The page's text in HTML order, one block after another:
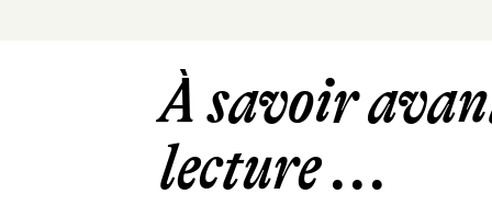
À savoir
lecture ...